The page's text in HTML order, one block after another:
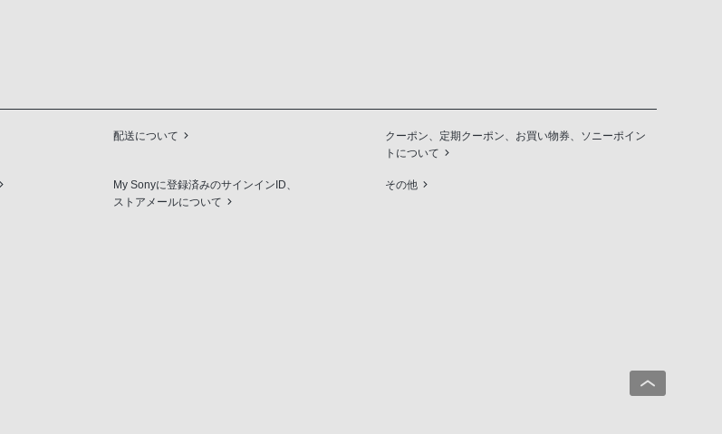
配送について
クーポン、定期クーポン、お買い物券、ソニーポイン
トについて
My Sonyに登録済みのサインインID、
ストアメールについて
その他